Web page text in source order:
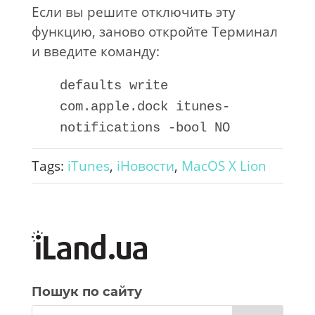
Если вы решите отключить эту
функцию, заново откройте Терминал
и введите команду:
defaults write
com.apple.dock itunes-
notifications -bool NO
Tags: iTunes, iНовости, MacOS X Lion
Пошук по сайту